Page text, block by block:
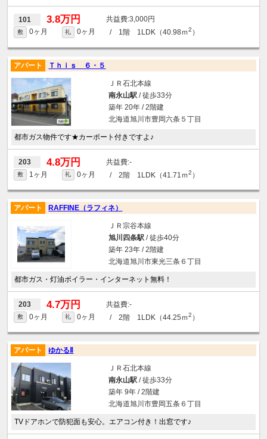
101 3.8万円 3,000円
敷 0ヶ月 礼 0ヶ月 / 1階 1LDK（40.98ｍ2 ）
アパート Ｔｈｉｓ ６・５
ＪＲ石北本線
南永山駅/ 徒歩33分
築年 20年 / 2階建
北海道旭川市豊岡六条５丁目
都市ガス物件です★カーポート付きですよ♪
203 4.8万円 -
敷 1ヶ月 礼 0ヶ月 / 2階 1LDK（41.71ｍ2 ）
アパート RAFFINE（ラフィネ）
ＪＲ宗谷本線
旭川四条駅/ 徒歩40分
築年 23年 / 2階建
北海道旭川市東光三条６丁目
都市ガス・灯油ボイラー・インターネット無料！
203 4.7万円 -
敷 0ヶ月 礼 0ヶ月 / 2階 1LDK（44.25ｍ2 ）
アパート ゆかるⅡ
ＪＲ石北本線
南永山駅/ 徒歩33分
築年 9年 / 2階建
北海道旭川市豊岡五条６丁目
TVドアホンで防犯面も安心。エアコン付き！出窓です♪